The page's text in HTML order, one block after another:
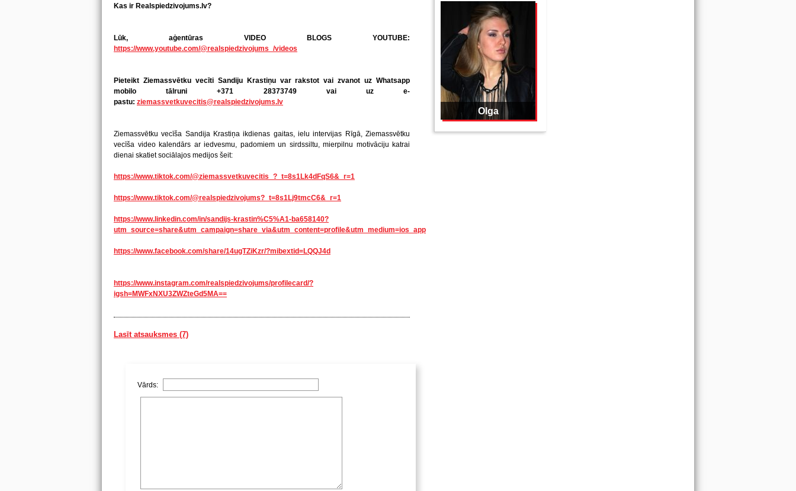
Olga
Kas ir Realspiedzivojums.lv?
Lūk, aģentūras VIDEO BLOGS YOUTUBE:
https://www.youtube.com/@realspiedzivojums_/videos
Pieteikt Ziemassvētku vecīti Sandiju Krastiņuvar rakstot vai zvanot uz Whatsapp
mobilo tālruni +371 28373749 vai uz e-
pastu: ziemassvetkuvecitis@realspiedzivojums.lv
Ziemassvētku vecīša Sandija Krastiņa ikdienas gaitas, ielu intervijas Rīgā, Ziemassvētku
vecīša video kalendārs ar iedvesmu, padomiem un sirdssiltu, mierpilnu motivāciju katrai
dienai skatiet sociālajos medijos šeit:
https://www.tiktok.com/@ziemassvetkuvecitis_?_t=8s1Lk4dFqS6&_r=1
https://www.tiktok.com/@realspiedzivojums?_t=8s1Lj9tmcC6&_r=1
https://www.linkedin.com/in/sandijs-krastin%C5%A1-ba658140?
utm_source=share&utm_campaign=share_via&utm_content=profile&utm_medium=ios_app
https://www.facebook.com/share/14ugTZiKzr/?mibextid=LQQJ4d
https://www.instagram.com/realspiedzivojums/profilecard/?
igsh=MWFxNXU3ZWZteGd5MA==
Lasīt atsauksmes (7)
Vārds: